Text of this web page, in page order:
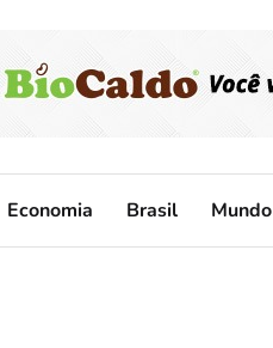
Economia Brasil Mundo